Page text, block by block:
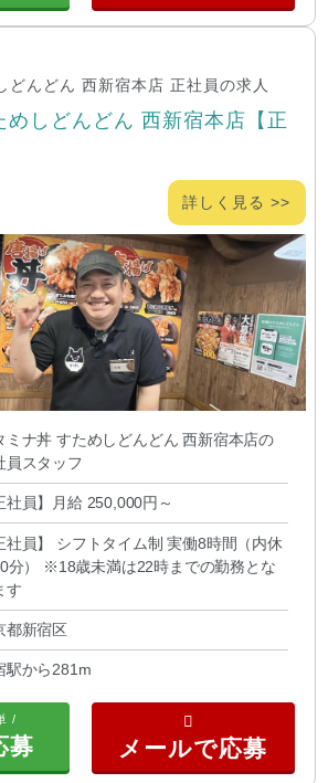
どんどん 西新宿本店 正社員の求人
めしどんどん 西新宿本店【正
詳しく見る >>
ミナ丼 すためしどんどん 西新宿本店の
員スタッフ
社員】月給 250,000円～
社員】 シフトタイム制 実働8時間（内休
分） ※18歳未満は22時までの勤務とな
す
都新宿区
駅から281m
/
募